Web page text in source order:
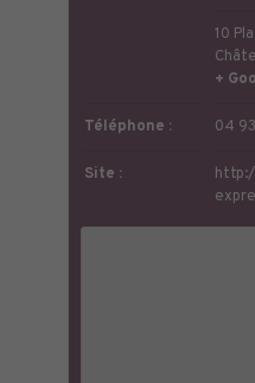
10
+
Téléphone : 04
Site :